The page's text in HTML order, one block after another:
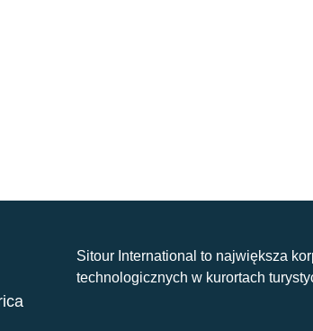
Sitour International to największa
technologicznych w kurortach